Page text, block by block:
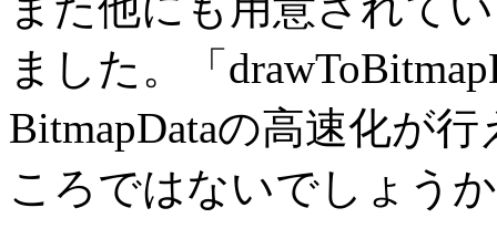
ました。「
BitmapDataの高速化が
ころではないでしょう